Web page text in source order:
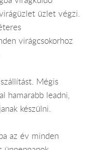
üzlet végzi.
virágcsokorhoz
Mégis
hamarabb leadni,
készülni.
az év minden